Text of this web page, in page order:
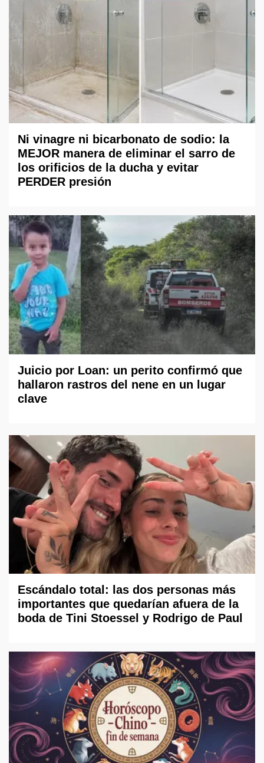
Ni vinagre ni bicarbonato de sodio: la
MEJOR manera de eliminar el sarro de
los orificios de la ducha y evitar
PERDER presión
Juicio por Loan: un perito confirmó que
hallaron rastros del nene en un lugar
clave
Escándalo total: las dos personas más
importantes que quedarían afuera de la
boda de Tini Stoessel y Rodrigo de Paul